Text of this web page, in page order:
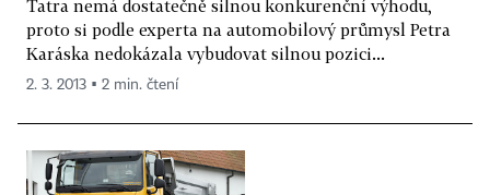
Tatra nemá dostatečně silnou konkurenční výhodu,
proto si podle experta na automobilový průmysl Petra
Karáska nedokázala vybudovat silnou pozici...
2. 3. 2013 ▪ 2 min. čtení